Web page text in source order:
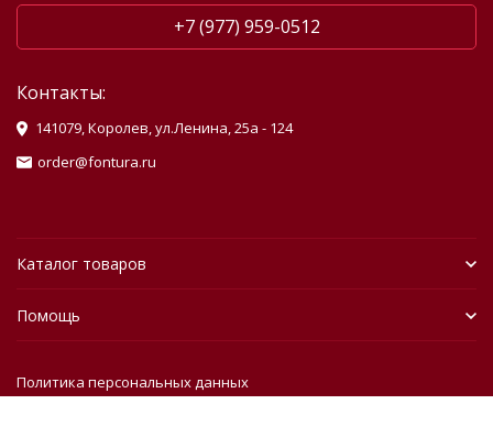
+7 (977) 959-0512
Контакты:
141079, Королев, ул.Ленина, 25а - 124
order@fontura.ru
Каталог товаров
Помощь
Политика персональных данных